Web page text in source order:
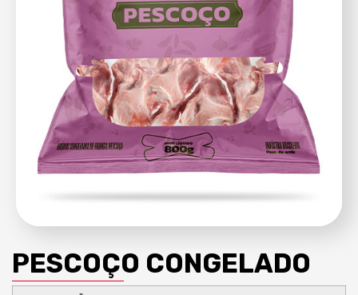
PESCOÇO CONGELADO